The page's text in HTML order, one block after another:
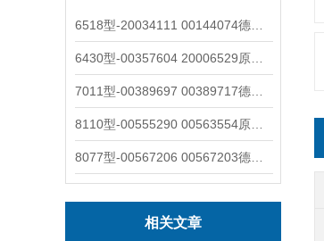
相关文章